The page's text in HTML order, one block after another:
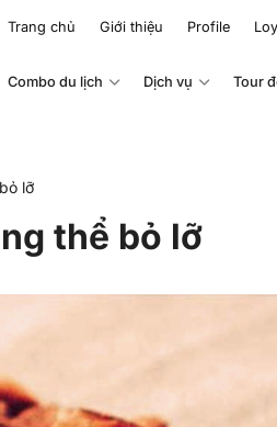
Trang chủ Giới thiệu Profile
Combo du lịch Dịch vụ Tour
lỡ
thể bỏ lỡ